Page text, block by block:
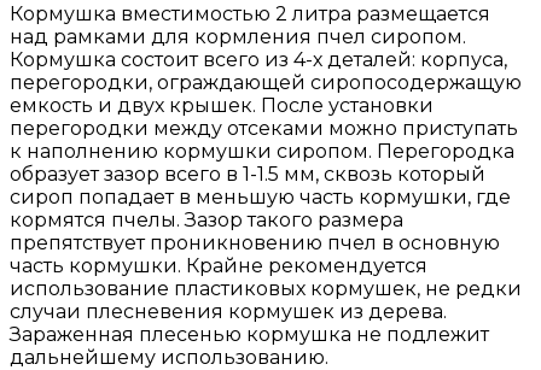
Кормушка вместимостью 2 литра размещается
над рамками для кормления пчел сиропом.
Кормушка состоит всего из 4-х деталей: корпуса,
перегородки, ограждающей сиропосодержащую
емкость и двух крышек. После установки
перегородки между отсеками можно приступать
к наполнению кормушки сиропом. Перегородка
образует зазор всего в 1-1.5 мм, сквозь который
сироп попадает в меньшую часть кормушки, где
кормятся пчелы. Зазор такого размера
препятствует проникновению пчел в основную
часть кормушки. Крайне рекомендуется
использование пластиковых кормушек, не редки
случаи плесневения кормушек из дерева.
Зараженная плесенью кормушка не подлежит
дальнейшему использованию.